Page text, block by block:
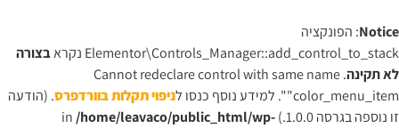
Notice: הפונקציה
Elementor\Controls_Manager::add_control_to_stack נקרא
בצורה
לא תקינה . Cannot redeclare control with same name
"color_menu_item". למידע נוסף כנסו ל
ניפוי תקלות בוורדפרס. (הודעה
זו נוספה בגרסה 1.0.0.) in
/home/leavaco/public_html/wp-